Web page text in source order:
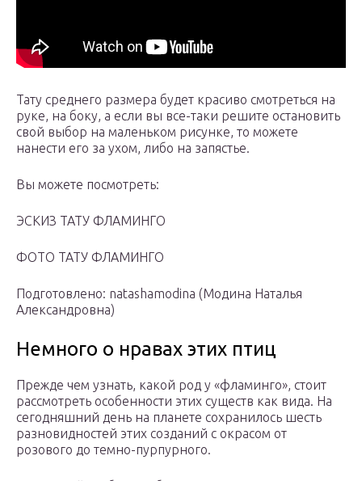
Тату среднего размера будет красиво смотреться на
руке, на боку, а если вы все-таки решите остановить
свой выбор на маленьком рисунке, то можете
нанести его за ухом, либо на запястье.
Вы можете посмотреть:
ЭСКИЗ ТАТУ ФЛАМИНГО
ФОТО ТАТУ ФЛАМИНГО
Подготовлено: natashamodina (Модина Наталья
Александровна)
Немного о нравах этих птиц
Прежде чем узнать, какой род у «фламинго», стоит
рассмотреть особенности этих существ как вида. На
сегодняшний день на планете сохранилось шесть
разновидностей этих созданий с окрасом от
розового до темно-пурпурного.